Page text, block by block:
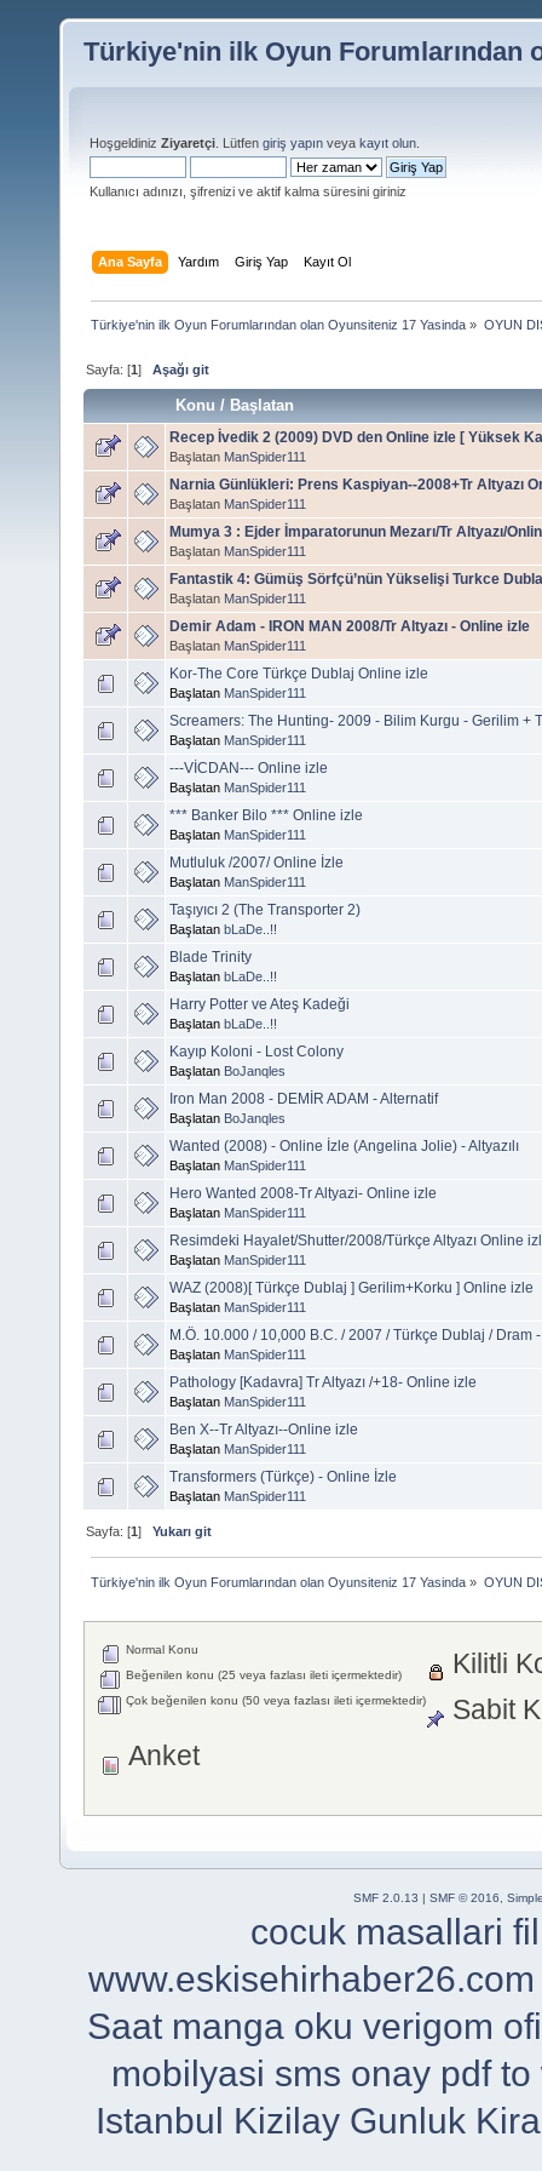
Türkiye'nin ilk Oyun Forumlarından
Hoşgeldiniz Ziyaretçi . Lütfen giriş yapın veya kayıt olun
Kullanıcı adınızı, şifrenizi ve aktif kalma süresini giriniz
Ana Sayfa Yardım Giriş Yap Kayıt Ol
Türkiye'nin ilk Oyun Forumlarından olan Oyunsiteniz 17 Yasinda » OYUN
Sayfa: [1]Aşağı git
Konu /Başlatan
Recep İvedik 2 (2009) DVD den Online izle [ Yüksek
Başlatan ManSpider111
Narnia Günlükleri: Prens Kaspiyan--2008+Tr Altyazı
Başlatan ManSpider111
Mumya 3 : Ejder İmparatorunun Mezarı/Tr Altyazı/
Başlatan ManSpider111
Fantastik 4: Gümüş Sörfçü’nün Yükselişi Turkce
Başlatan ManSpider111
Demir Adam - IRON MAN 2008/Tr Altyazı - Online izle
Başlatan ManSpider111
Kor-The Core Türkçe Dublaj Online izle
Başlatan ManSpider111
Screamers: The Hunting- 2009 - Bilim Kurgu - Gerilim +
Başlatan ManSpider111
---VİCDAN--- Online izle
Başlatan ManSpider111
*** Banker Bilo *** Online izle
Başlatan ManSpider111
Mutluluk /2007/ Online İzle
Başlatan ManSpider111
Taşıyıcı 2 (The Transporter 2)
Başlatan bLaDe..!!
Blade Trinity
Başlatan bLaDe..!!
Harry Potter ve Ateş Kadeği
Başlatan bLaDe..!!
Kayıp Koloni - Lost Colony
Başlatan BoJanqles
Iron Man 2008 - DEMİR ADAM - Alternatif
Başlatan BoJanqles
Wanted (2008) - Online İzle (Angelina Jolie) - Altyazılı
Başlatan ManSpider111
Hero Wanted 2008-Tr Altyazi- Online izle
Başlatan ManSpider111
Resimdeki Hayalet/Shutter/2008/Türkçe Altyazı Online
Başlatan ManSpider111
WAZ (2008)[ Türkçe Dublaj ] Gerilim+Korku ] Online izle
Başlatan ManSpider111
M.Ö. 10.000 / 10,000 B.C. / 2007 / Türkçe Dublaj / Dram
Başlatan ManSpider111
Pathology [Kadavra] Tr Altyazı /+18- Online izle
Başlatan ManSpider111
Ben X--Tr Altyazı--Online izle
Başlatan ManSpider111
Transformers (Türkçe) - Online İzle
Başlatan ManSpider111
Sayfa: [1]Yukarı git
Türkiye'nin ilk Oyun Forumlarından olan Oyunsiteniz 17 Yasinda » OYUN
Normal Konu
Beğenilen konu (25 veya fazlası ileti içermektedir)
Çok beğenilen konu (50 veya fazlası ileti içermektedir)
Kilitli
Sabit
Anket
SMF 2.0.13 | SMF © 2016,
cocuk masallari
www.eskisehirhaber26.com
Saat manga oku verigom
mobilyasi sms onay pdf
Istanbul Kizilay Gunluk